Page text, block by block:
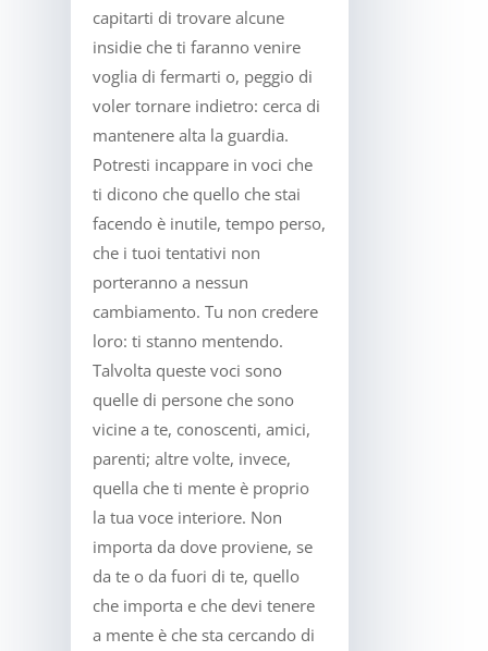
capitarti di trovare alcune
insidie che ti faranno venire
voglia di fermarti o, peggio di
voler tornare indietro: cerca di
mantenere alta la guardia.
Potresti incappare in voci che
ti dicono che quello che stai
facendo è inutile, tempo perso,
che i tuoi tentativi non
porteranno a nessun
cambiamento. Tu non credere
loro: ti stanno mentendo.
Talvolta queste voci sono
quelle di persone che sono
vicine a te, conoscenti, amici,
parenti; altre volte, invece,
quella che ti mente è proprio
la tua voce interiore. Non
importa da dove proviene, se
da te o da fuori di te, quello
che importa e che devi tenere
a mente è che sta cercando di